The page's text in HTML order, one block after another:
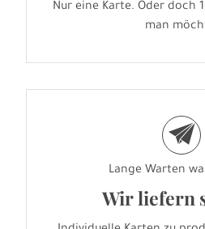
Nur eine Karte. Oder doch
man
e
Lange Warten
Wir liefern